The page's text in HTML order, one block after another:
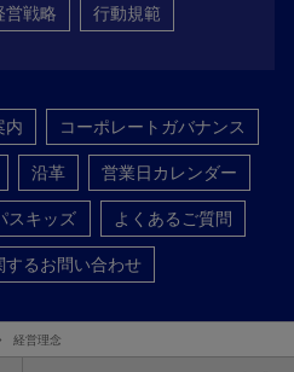
営戦略 行動規範
内
コーポレートガバナンス
沿革
営業日カレンダー
スキッズ
よくあるご質問
するお問い合わせ
経営理念